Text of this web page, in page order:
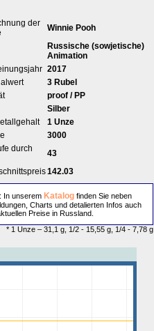
der
Winnie Pooh
Russische (sowjetische)
Animation
2017
3 Rubel
proof / PP
Silber
1 Unze
3000
durch
43
142.03
In unserem Katalogfinden Sie neben
Charts und detalierten Infos auch
Preise in Russland.
* 1 Unze – 31,1 g, 1/2 - 15,55 g, 1/4 - 7,78 g